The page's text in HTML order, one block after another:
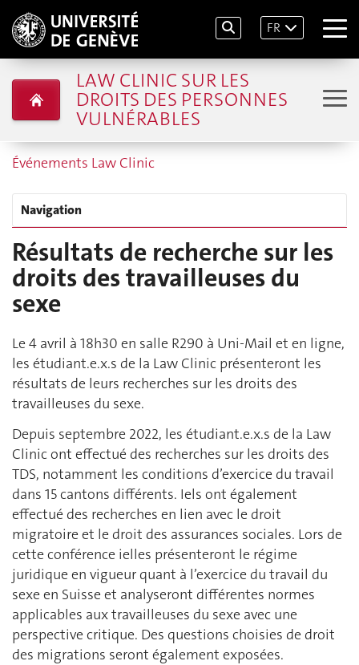
FR
LAW CLINIC SUR LES
DROITS DES PERSONNES
VULNÉRABLES
Événements Law Clinic
Navigation
Résultats de recherche sur les
droits des travailleuses du
sexe
Le 4 avril à 18h30 en salle R290 à Uni-Mail et en ligne,
les étudiant.e.x.s de la Law Clinic présenteront les
résultats de leurs recherches sur les droits des
travailleuses du sexe.
Depuis septembre 2022, les étudiant.e.x.s de la Law
Clinic ont effectué des recherches sur les droits des
TDS, notamment les conditions d’exercice du travail
dans 15 cantons différents. Iels ont également
effectué des recherches en lien avec le droit
migratoire et le droit des assurances sociales. Lors de
cette conférence ielles présenteront le régime
juridique en vigueur quant à l’exercice du travail du
sexe en Suisse et analyseront différentes normes
applicables aux travailleuses du sexe avec une
perspective critique. Des questions choisies de droit
des migrations seront également exposées.